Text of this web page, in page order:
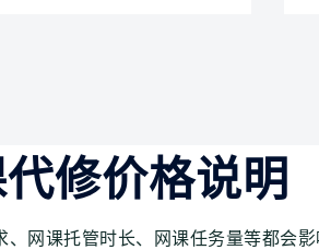
修价格说明
网课托管时长、网课任务量等都会